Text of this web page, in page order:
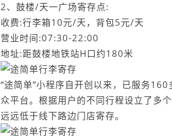
2、鼓楼/天一广场寄存点:
收费:行李箱10元/天，背包5元/天
营业时间:07:30-22:00
地址:距鼓楼地铁站H口约180米
“途简单”小程序自开创以来，已服务
众平台。根据用户的不同行程设立了多
远远低于线下路边门店寄存。